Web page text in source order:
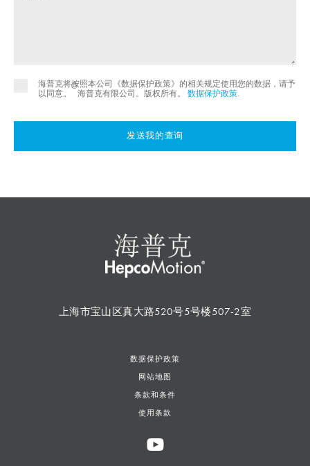
海普克将按照本公司《数据保护政策》的相关规定使用您的数据，请予
以同意。
©
海普克有限公司。版权所有。 数据保护政策
发送我的查询
上海市宝山区真大路520号5号楼507-2室
数据保护政策
网站地图
条款和条件
使用条款